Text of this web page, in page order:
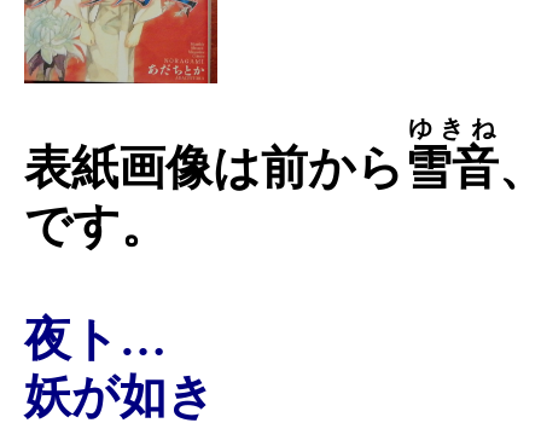
表紙画像は前から 雪音
ゆきね
です。
夜ト…
妖が如き